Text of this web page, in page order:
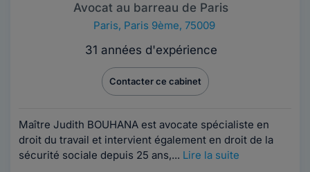
Avocat au barreau de Paris
Paris, Paris 9ème, 75009
31 années d'expérience
Contacter ce cabinet
Maître Judith BOUHANA est avocate spécialiste en
droit du travail et intervient également en droit de la
sécurité sociale depuis 25 ans,... Lire la suite